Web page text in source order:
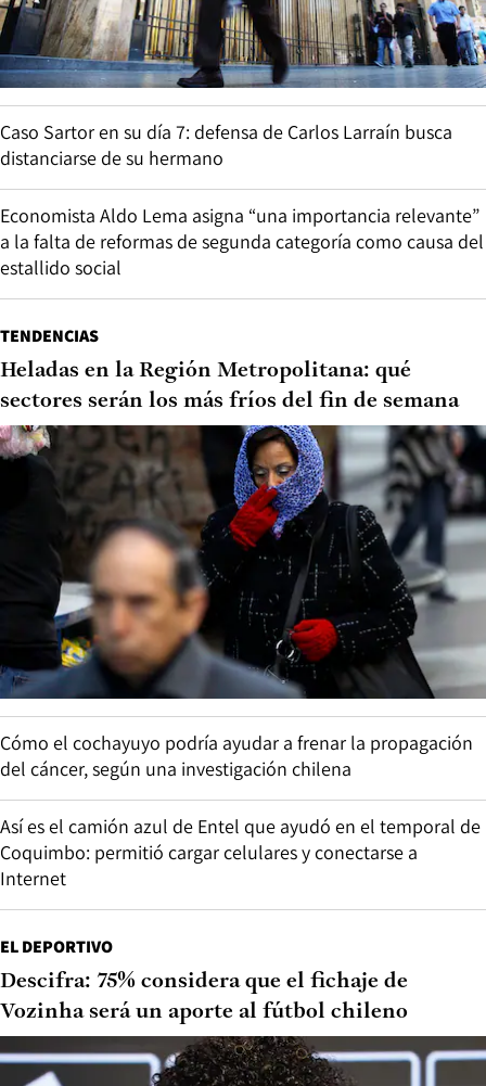
Caso Sartor en su día 7: defensa de Carlos Larraín busca
distanciarse de su hermano
Economista Aldo Lema asigna “una importancia relevante”
a la falta de reformas de segunda categoría como causa del
estallido social
TENDENCIAS
Heladas en la Región Metropolitana: qué
sectores serán los más fríos del fin de semana
Cómo el cochayuyo podría ayudar a frenar la propagación
del cáncer, según una investigación chilena
Así es el camión azul de Entel que ayudó en el temporal de
Coquimbo: permitió cargar celulares y conectarse a
Internet
EL DEPORTIVO
Descifra: 75% considera que el fichaje de
Vozinha será un aporte al fútbol chileno